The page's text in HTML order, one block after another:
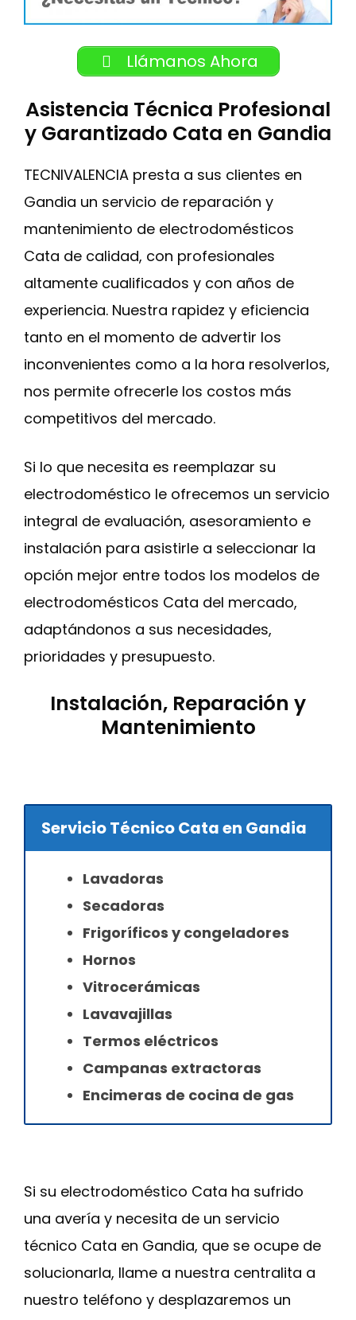
Llámanos Ahora
Asistencia Técnica Profesional
y Garantizado Cata en Gandia
TECNIVALENCIA presta a sus clientes en
Gandia un servicio de reparación y
mantenimiento de electrodomésticos
Cata de calidad, con profesionales
altamente cualificados y con años de
experiencia. Nuestra rapidez y eficiencia
tanto en el momento de advertir los
inconvenientes como a la hora resolverlos,
nos permite ofrecerle los costos más
competitivos del mercado.
Si lo que necesita es reemplazar su
electrodoméstico le ofrecemos un servicio
integral de evaluación, asesoramiento e
instalación para asistirle a seleccionar la
opción mejor entre todos los modelos de
electrodomésticos Cata del mercado,
adaptándonos a sus necesidades,
prioridades y presupuesto.
Instalación, Reparación y
Mantenimiento
Servicio Técnico Cata en Gandia
Lavadoras
Secadoras
Frigoríficos y congeladores
Hornos
Vitrocerámicas
Lavavajillas
Termos eléctricos
Campanas extractoras
Encimeras de cocina de gas
Si su electrodoméstico Cata ha sufrido
una avería y necesita de un servicio
técnico Cata en Gandia, que se ocupe de
solucionarla, llame a nuestra centralita a
nuestro teléfono y desplazaremos un